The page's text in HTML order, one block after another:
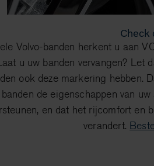
Check
Volvo-banden herkent u aan
u uw banden vervangen? Let
ook deze markering hebben.
banden de eigenschappen van
en dat het rijcomfort en
verandert.